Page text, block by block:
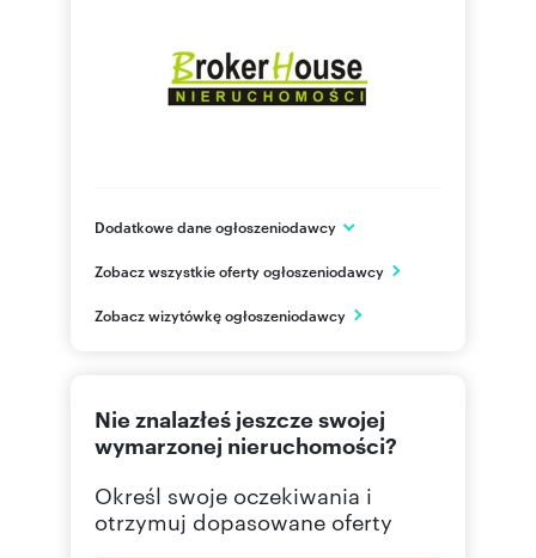
Dodatkowe dane ogłoszeniodawcy
Opole
PL
Zobacz wszystkie oferty ogłoszeniodawcy
Zobacz wizytówkę ogłoszeniodawcy
Nie znalazłeś jeszcze swojej
wymarzonej nieruchomości?
Określ swoje oczekiwania i
otrzymuj dopasowane oferty